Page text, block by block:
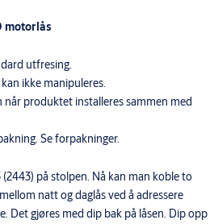
motorlås
utfresing.
ikke manipuleres.
produktet installeres sammen med
Se forpakninger.
på stolpen. Nå kan man koble to
natt og daglås ved å adressere
Det gjøres med dip bak på låsen. Dip opp